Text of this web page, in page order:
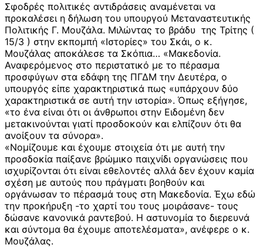
Σφοδρές πολιτικές αντιδράσεις αναμένεται να
προκαλέσει η δήλωση του υπουργού Μεταναστευτικής
Πολιτικής Γ. Μουζάλα. Μιλώντας το βράδυ της Τρίτης (
15/3 ) στην εκπομπή «Ιστορίες» του Σκάι, ο κ.
Μουζάλας αποκάλεσε τα Σκόπια… «Μακεδονία.
Αναφερόμενος στο περιστατικό με το πέρασμα
προσφύγων στα εδάφη της ΠΓΔΜ την Δευτέρα, ο
υπουργός είπε χαρακτηριστικά πως «υπάρχουν δύο
χαρακτηριστικά σε αυτή την ιστορία». Όπως εξήγησε,
«το ένα είναι ότι οι άνθρωποι στην Ειδομένη δεν
μετακινούνται γιατί προσδοκούν και ελπίζουν ότι θα
ανοίξουν τα σύνορα».
«Νομίζουμε και έχουμε στοιχεία ότι με αυτή την
προσδοκία παίξανε βρώμικο παιχνίδι οργανώσεις που
ισχυρίζονται ότι είναι εθελοντές αλλά δεν έχουν καμία
σχέση με αυτούς που πράγματι βοηθούν και
οργάνωσαν το πέρασμά τους στη Μακεδονία. Έχω εδώ
την προκήρυξη -το χαρτί του τους μοιράσανε- τους
δώσανε κανονικά ραντεβού. Η αστυνομία το διερευνά
και σύντομα θα έχουμε αποτελέσματα», ανέφερε ο κ.
Μουζάλας.